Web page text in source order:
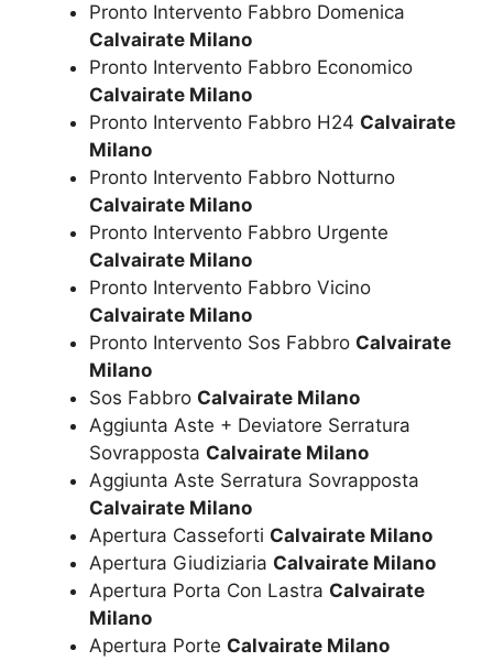
Pronto Intervento Fabbro Domenica
Calvairate Milano
Pronto Intervento Fabbro Economico
Calvairate Milano
Pronto Intervento Fabbro H24 Calvairate
Milano
Pronto Intervento Fabbro Notturno
Calvairate Milano
Pronto Intervento Fabbro Urgente
Calvairate Milano
Pronto Intervento Fabbro Vicino
Calvairate Milano
Pronto Intervento Sos Fabbro Calvairate
Milano
Sos Fabbro Calvairate Milano
Aggiunta Aste + Deviatore Serratura
Sovrapposta Calvairate Milano
Aggiunta Aste Serratura Sovrapposta
Calvairate Milano
Apertura Casseforti Calvairate Milano
Apertura Giudiziaria Calvairate Milano
Apertura Porta Con Lastra Calvairate
Milano
Apertura Porte Calvairate Milano